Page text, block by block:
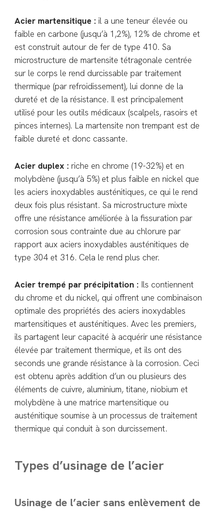
Acier martensitique : il a une teneur élevée ou
faible en carbone (jusqu’à 1,2%), 12% de chrome et
est construit autour de fer de type 410. Sa
microstructure de martensite tétragonale centrée
sur le corps le rend durcissable par traitement
thermique (par refroidissement), lui donne de la
dureté et de la résistance. Il est principalement
utilisé pour les outils médicaux (scalpels, rasoirs et
pinces internes). La martensite non trempant est de
faible dureté et donc cassante.
Acier duplex : riche en chrome (19-32%) et en
molybdène (jusqu’à 5%) et plus faible en nickel que
les aciers inoxydables austénitiques, ce qui le rend
deux fois plus résistant. Sa microstructure mixte
offre une résistance améliorée à la fissuration par
corrosion sous contrainte due au chlorure par
rapport aux aciers inoxydables austénitiques de
type 304 et 316. Cela le rend plus cher.
Acier trempé par précipitation : Ils contiennent
du chrome et du nickel, qui offrent une combinaison
optimale des propriétés des aciers inoxydables
martensitiques et austénitiques. Avec les premiers,
ils partagent leur capacité à acquérir une résistance
élevée par traitement thermique, et ils ont des
seconds une grande résistance à la corrosion. Ceci
est obtenu après addition d’un ou plusieurs des
éléments de cuivre, aluminium, titane, niobium et
molybdène à une matrice martensitique ou
austénitique soumise à un processus de traitement
thermique qui conduit à son durcissement.
Types d’usinage de l’acier
Usinage de l’acier sans enlèvement de